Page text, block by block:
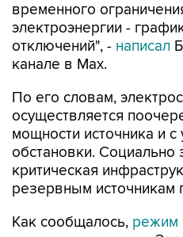
временного
электроэнергии -
отключений", - написал
канале в Max.
По его словам,
осуществляется
мощности источника и
обстановки.
критическая
резервным источникам
Как сообщалось, режим